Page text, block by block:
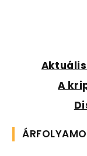
A